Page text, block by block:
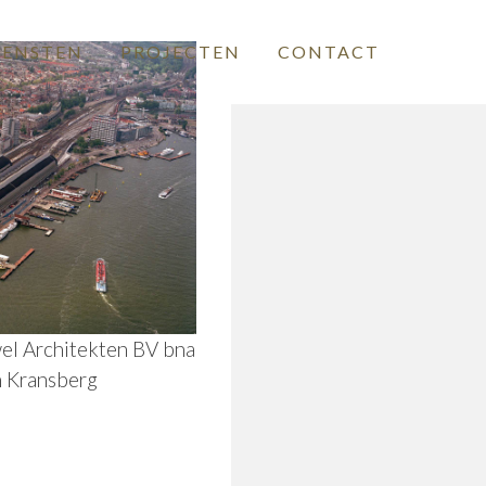
PROJECTEN CONTACT
Architekten BV bna
Kransberg